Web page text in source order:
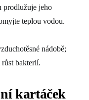
prodlužuje jeho
teplou vodou.
nádobě;
bakterií.
kartáček